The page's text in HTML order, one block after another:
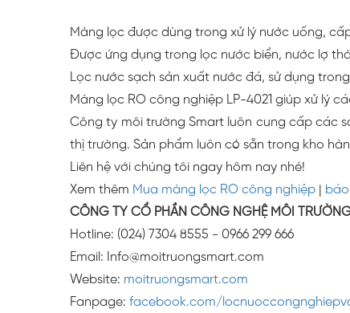
Màng lọc được dùng trong xử lý nước uống,
Được ứng dụng trong lọc nước biển, nước lợ
Lọc nước sạch sản xuất nước đá, sử dụng
Màng lọc RO công nghiệp LP-4021 giúp xử lý
Công ty môi trường Smart luôn cung cấp các
thị trường. Sản phẩm luôn có sẵn trong kho
Liên hệ với chúng tôi ngay hôm nay nhé!
Xem thêm Mua màng lọc RO công nghiệp |
CÔNG TY CỔ PHẦN CÔNG NGHỆ MÔI TRƯỜNG
Hotline: (024) 7304 8555 - 0966 299 666
Email: Info@moitruongsmart.com
Website: moitruongsmart.com
Fanpage: facebook.com/